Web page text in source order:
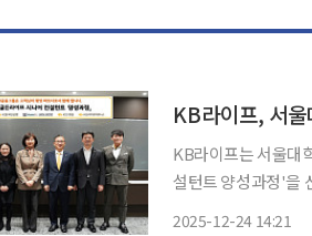
KB라이프는 서울대
설턴트 양성과정'을 신설
2025-12-24 14:21